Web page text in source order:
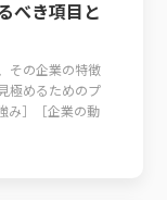
べき項目と
その企業の特徴
極めるためのプ
み］［企業の動